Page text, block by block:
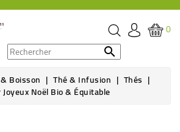
0

Boisson Thé & Infusion Thés
Noël Bio & Équitable